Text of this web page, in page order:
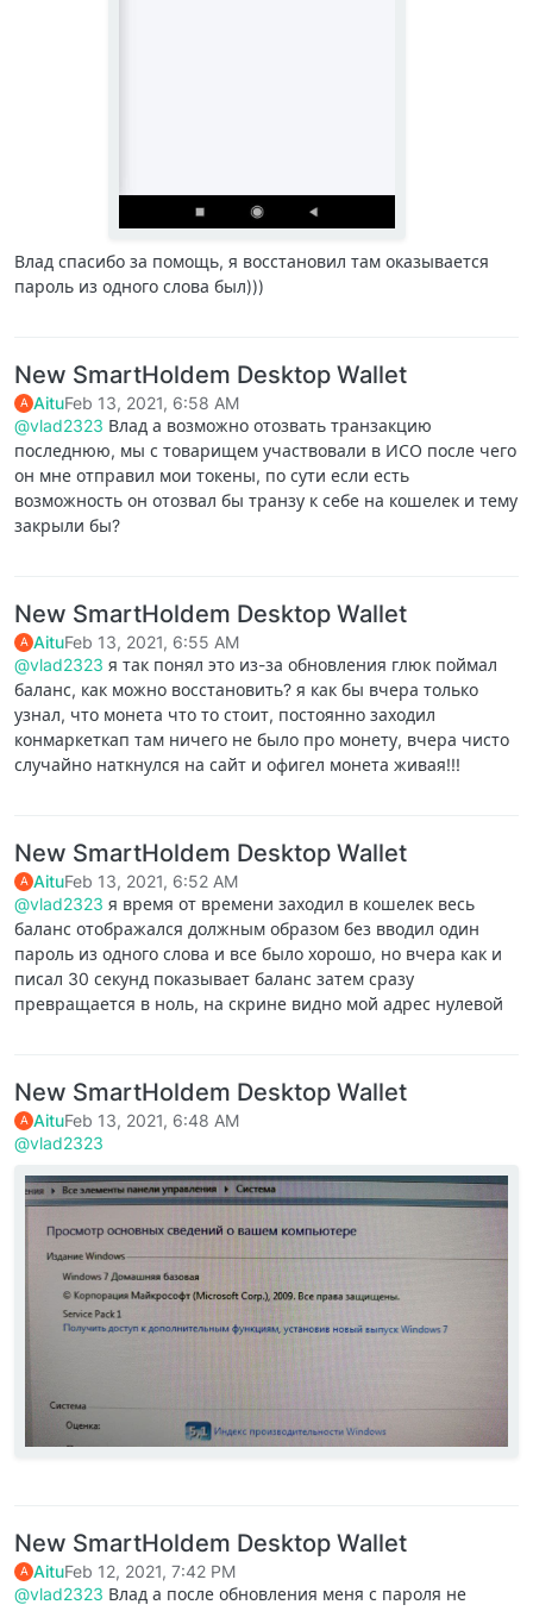
Влад спасибо за помощь, я восстановил там оказывается
пароль из одного слова был)))
New SmartHoldem Desktop Wallet
A AituFeb 13, 2021, 6:58 AM
@vlad2323 Влад а возможно отозвать транзакцию
последнюю, мы с товарищем участвовали в ИСО после чего
он мне отправил мои токены, по сути если есть
возможность он отозвал бы транзу к себе на кошелек и тему
закрыли бы?
New SmartHoldem Desktop Wallet
A AituFeb 13, 2021, 6:55 AM
@vlad2323 я так понял это из-за обновления глюк поймал
баланс, как можно восстановить? я как бы вчера только
узнал, что монета что то стоит, постоянно заходил
конмаркеткап там ничего не было про монету, вчера чисто
случайно наткнулся на сайт и офигел монета живая!!!
New SmartHoldem Desktop Wallet
A AituFeb 13, 2021, 6:52 AM
@vlad2323 я время от времени заходил в кошелек весь
баланс отображался должным образом без вводил один
пароль из одного слова и все было хорошо, но вчера как и
писал 30 секунд показывает баланс затем сразу
превращается в ноль, на скрине видно мой адрес нулевой
New SmartHoldem Desktop Wallet
A AituFeb 13, 2021, 6:48 AM
@vlad2323
New SmartHoldem Desktop Wallet
A AituFeb 12, 2021, 7:42 PM
@vlad2323 Влад а после обновления меня с пароля не